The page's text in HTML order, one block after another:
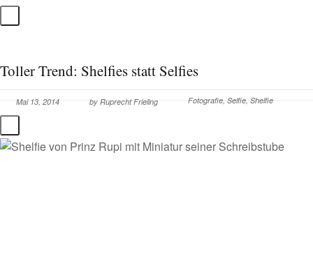
Toller Trend: Shelfies statt Selfies
Mai 13, 2014 by Ruprecht Frieling Fotografie, Selfie, Shelfie